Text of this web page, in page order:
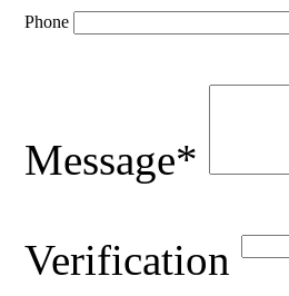
Phone
Message*
Verification